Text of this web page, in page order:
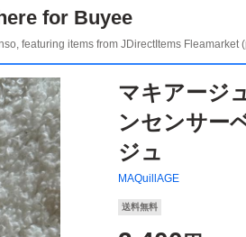
for Buyee
featuring items from JDirectItems Fleamarket
マキアージ
ンセンサー
ジュ
MAQuillAGE
送料無料